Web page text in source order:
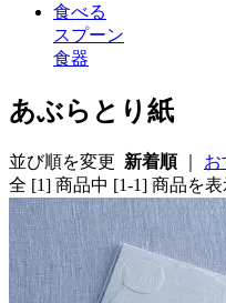
食べる
スプーン
食器
あぶらとり紙
並び順を変更 新着順｜ お
全 [1] 商品中 [1-1] 商品を